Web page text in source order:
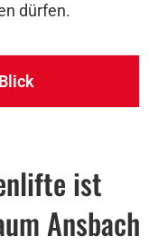
dürfen.
ist
Ansbach